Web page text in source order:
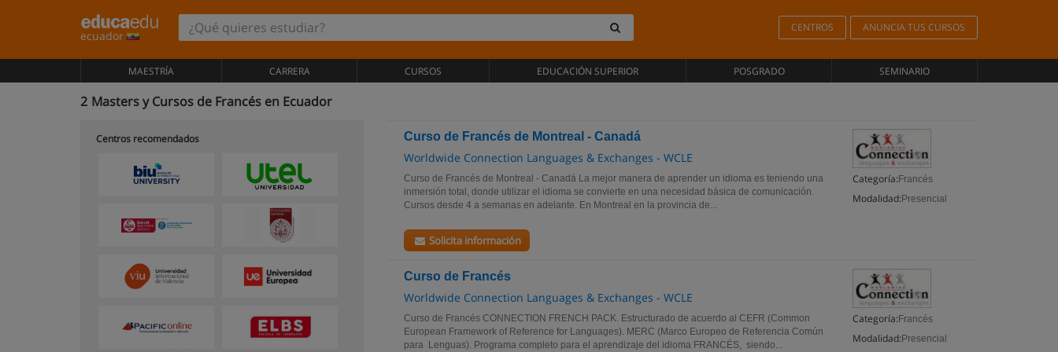
ecuador
CENTROS ANUNCIA TUS CURSOS
MAESTRÍA CARRERA CURSOS EDUCACIÓN SUPERIOR POSGRADO SEMINARIO
2 Masters y Cursos de Francés en Ecuador
Curso de Francés de Montreal - Canadá
Worldwide Connection Languages & Exchanges - WCLE
Categoría: Francés
Modalidad: Presencial
Curso de Francés de Montreal - Canadá La mejor manera de aprender un idioma es teniendo una
inmersión total, donde utilizar el idioma se convierte en una necesidad básica de comunicación.
Cursos desde 4 a semanas en adelante. En Montreal en la provincia de...
Solicita información
Curso de Francés
Worldwide Connection Languages & Exchanges - WCLE
Categoría: Francés
Modalidad: Presencial
Curso de Francés CONNECTION FRENCH PACK. Estructurado de acuerdo al CEFR (Common
European Framework of Reference for Languages). MERC (Marco Europeo de Referencia Común
para Lenguas). Programa completo para el aprendizaje del idioma FRANCÉS, siendo...
Centros recomendados